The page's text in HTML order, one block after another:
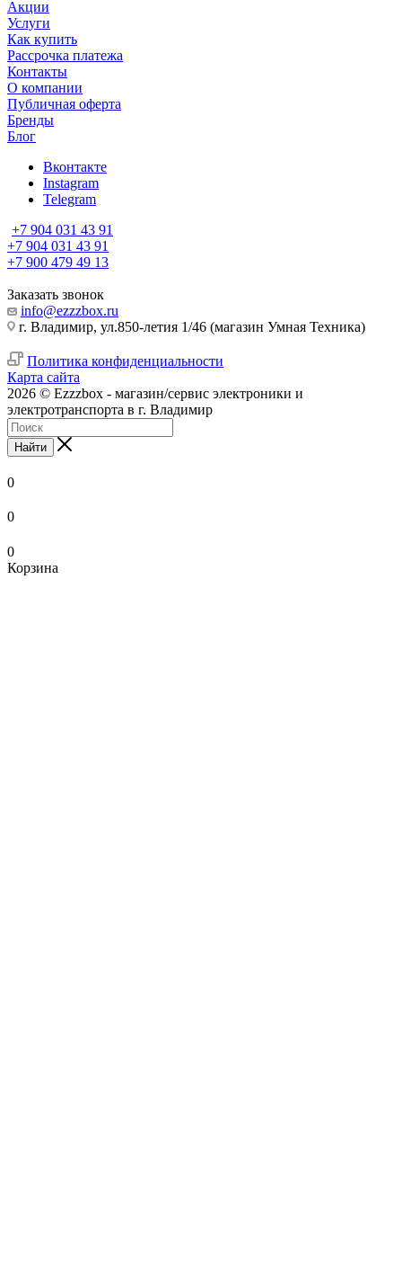
Акции
Услуги
Как купить
Рассрочка платежа
Контакты
О компании
Публичная оферта
Бренды
Блог
Вконтакте
Instagram
Telegram
+7 904 031 43 91
+7 904 031 43 91
+7 900 479 49 13
Заказать звонок
info@ezzzbox.ru
г. Владимир, ул.850-летия 1/46 (магазин Умная Техника)
Политика конфиденциальности
Карта сайта
2026 © Ezzzbox - магазин/сервис электроники и
электротранспорта в г. Владимир
Найти
0
0
0
Корзина